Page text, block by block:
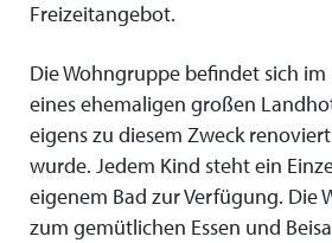
Freizeitangebot.
Die Wohngruppe befindet sich im
eines ehemaligen großen
eigens zu diesem Zweck
wurde. Jedem Kind steht ein
eigenem Bad zur Verfügung. Die
zum gemütlichen Essen und